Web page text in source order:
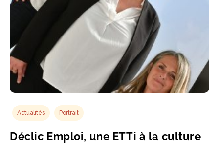
Actualités Portrait
Déclic Emploi, une ETTi à la culture